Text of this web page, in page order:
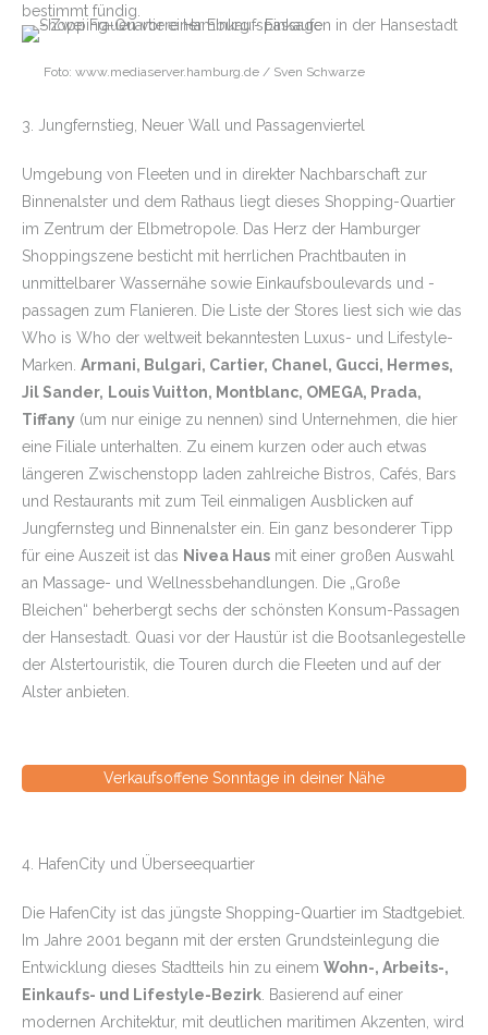
bestimmt fündig.
Foto: www.mediaserver.hamburg.de / Sven Schwarze
3. Jungfernstieg, Neuer Wall und Passagenviertel
Umgebung von Fleeten und in direkter Nachbarschaft zur
Binnenalster und dem Rathaus liegt dieses Shopping-Quartier
im Zentrum der Elbmetropole. Das Herz der Hamburger
Shoppingszene besticht mit herrlichen Prachtbauten in
unmittelbarer Wassernähe sowie Einkaufsboulevards und -
passagen zum Flanieren. Die Liste der Stores liest sich wie das
Who is Who der weltweit bekanntesten Luxus- und Lifestyle-
Marken. Armani, Bulgari, Cartier, Chanel, Gucci, Hermes,
Jil Sander, Louis Vuitton, Montblanc, OMEGA, Prada,
Tiffany (um nur einige zu nennen) sind Unternehmen, die hier
eine Filiale unterhalten. Zu einem kurzen oder auch etwas
längeren Zwischenstopp laden zahlreiche Bistros, Cafés, Bars
und Restaurants mit zum Teil einmaligen Ausblicken auf
Jungfernsteg und Binnenalster ein. Ein ganz besonderer Tipp
für eine Auszeit ist das Nivea Haus mit einer großen Auswahl
an Massage- und Wellnessbehandlungen. Die „Große
Bleichen“ beherbergt sechs der schönsten Konsum-Passagen
der Hansestadt. Quasi vor der Haustür ist die Bootsanlegestelle
der Alstertouristik, die Touren durch die Fleeten und auf der
Alster anbieten.
Verkaufsoffene Sonntage in deiner Nähe
4. HafenCity und Überseequartier
Die HafenCity ist das jüngste Shopping-Quartier im Stadtgebiet.
Im Jahre 2001 begann mit der ersten Grundsteinlegung die
Entwicklung dieses Stadtteils hin zu einem Wohn-, Arbeits-,
Einkaufs- und Lifestyle-Bezirk . Basierend auf einer
modernen Architektur, mit deutlichen maritimen Akzenten, wird